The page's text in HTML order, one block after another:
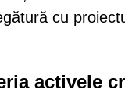
cu
activele